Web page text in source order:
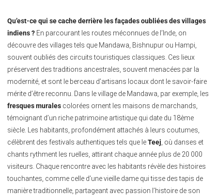
Qu’est-ce qui se cache derrière les façades oubliées des villages
indiens ? En parcourant les routes méconnues de l’Inde, on
découvre des villages tels que Mandawa, Bishnupur ou Hampi,
souvent oubliés des circuits touristiques classiques. Ces lieux
préservent des traditions ancestrales, souvent menacées par la
modernité, et sont le berceau d’artisans locaux dont le savoir-faire
mérite d’être reconnu. Dans le village de Mandawa, par exemple, les
fresques murales colorées ornent les maisons de marchands,
témoignant d’un riche patrimoine artistique qui date du 18ème
siècle. Les habitants, profondément attachés à leurs coutumes,
célèbrent des festivals authentiques tels que leTeej , où danses et
chants rythment les ruelles, attirant chaque année plus de 20 000
visiteurs. Chaque rencontre avec les habitants révèle des histoires
touchantes, comme celle d’une vieille dame qui tisse des tapis de
manière traditionnelle, partageant avec passion l’histoire de son